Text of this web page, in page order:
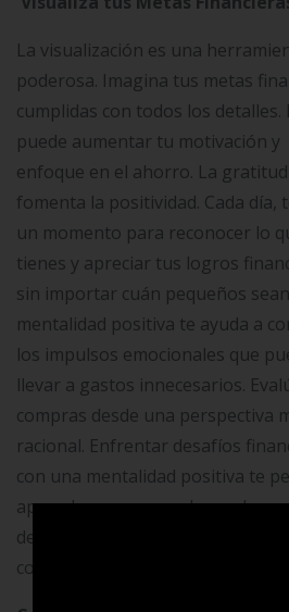
La visualización es una
poderosa. Imagina tus metas
cumplidas con todos los detalles.
puede aumentar tu motivación y
enfoque en el ahorro. La gratitud
fomenta la positividad. Cada día,
un momento para reconocer lo
tienes y apreciar tus logros
sin importar cuán pequeños
mentalidad positiva te ayuda a
los impulsos emocionales que
llevar a gastos innecesarios.
compras desde una perspectiva
racional. Enfrentar desafíos
con una mentalidad positiva te
aprender y crecer en lugar de
desanimarte. Considera cada
como una oportunidad de mejora.